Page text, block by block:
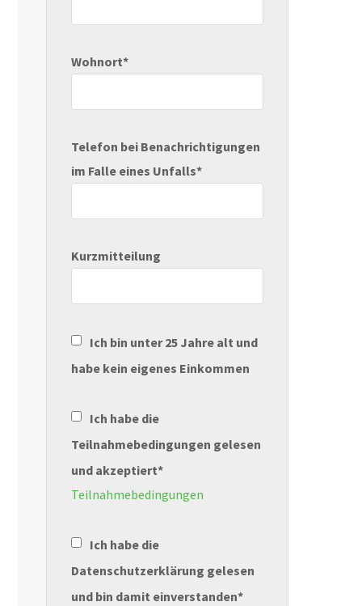
Wohnort*
Telefon bei Benachrichtigungen
im Falle eines Unfalls*
Kurzmitteilung
Ich bin unter 25 Jahre alt und
habe kein eigenes Einkommen
Ich habe die
Teilnahmebedingungen gelesen
und akzeptiert*
Teilnahmebedingungen
Ich habe die
Datenschutzerklärung gelesen
und bin damit einverstanden*